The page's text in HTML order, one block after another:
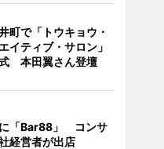
町で「トウキョウ・
イティブ・サロン」
本田翼さん登壇
「Bar88」 コンサ
経営者が出店